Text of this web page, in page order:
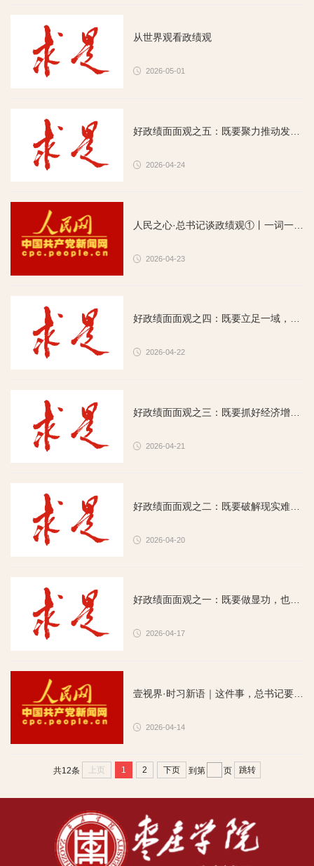
从世界观看政绩观
2026-05-01
2026-04-24
2026-04-23
好政绩面面观之四：既要立足一域，也要胸怀全局
2026-04-22
2026-04-21
2026-04-20
好政绩面面观之一：既要做显功，也要做潜功
2026-04-17
2026-04-14
共12条 上页 1 2 下页 到第 页 跳转